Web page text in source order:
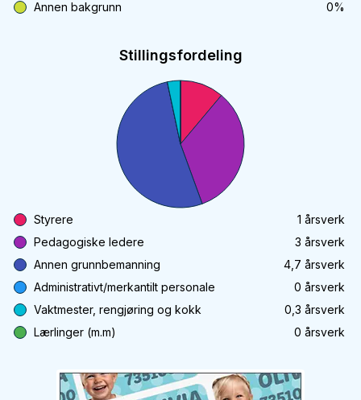
Annen bakgrunn
0%
Stillingsfordeling
Styrere 1 årsverk
Pedagogiske ledere
3 årsverk
Annen grunnbemanning
4,7 årsverk
Administrativt/merkantilt personale
0 årsverk
Vaktmester, rengjøring og kokk
0,3 årsverk
Lærlinger (m.m)
0 årsverk